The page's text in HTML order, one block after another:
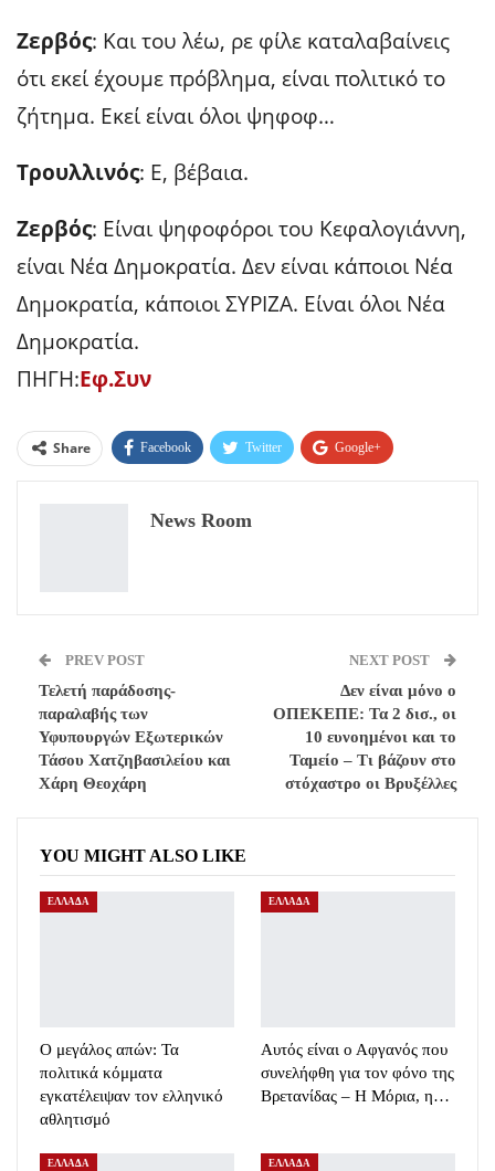
Ζερβός: Και του λέω, ρε φίλε καταλαβαίνεις
ότι εκεί έχουμε πρόβλημα, είναι πολιτικό το
ζήτημα. Εκεί είναι όλοι ψηφοφ…
Τρουλλινός: Ε, βέβαια.
Ζερβός: Είναι ψηφοφόροι του Κεφαλογιάννη,
είναι Νέα Δημοκρατία. Δεν είναι κάποιοι Νέα
Δημοκρατία, κάποιοι ΣΥΡΙΖΑ. Είναι όλοι Νέα
Δημοκρατία.
ΠΗΓΗ:Εφ.Συν
Share Facebook Twitter Google+
News Room
PREV POST
Τελετή παράδοσης-
παραλαβής των
Υφυπουργών Εξωτερικών
Τάσου Χατζηβασιλείου και
Χάρη Θεοχάρη
NEXT POST
Δεν είναι μόνο ο
ΟΠΕΚΕΠΕ: Τα 2 δισ., οι
10 ευνοημένοι και το
Ταμείο – Τι βάζουν στο
στόχαστρο οι Βρυξέλλες
YOU MIGHT ALSO LIKE
ΕΛΛΑΔΑ
Ο μεγάλος απών: Τα
πολιτικά κόμματα
εγκατέλειψαν τον ελληνικό
αθλητισμό
ΕΛΛΑΔΑ
Αυτός είναι ο Αφγανός που
συνελήφθη για τον φόνο της
Βρετανίδας – Η Μόρια, η…
ΕΛΛΑΔΑ ΕΛΛΑΔΑ